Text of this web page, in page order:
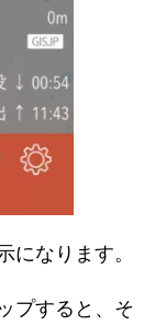
になります。
プすると、そ